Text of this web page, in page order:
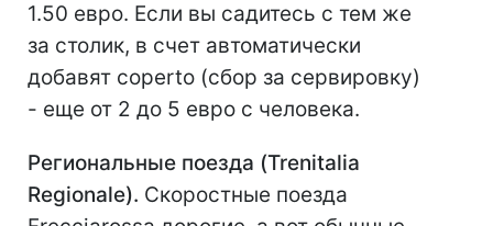
1.50 евро. Если вы садитесь с тем же
за столик, в счет автоматически
добавят coperto (сбор за сервировку)
- еще от 2 до 5 евро с человека.
Региональные поезда (Trenitalia
Regionale). Скоростные поезда